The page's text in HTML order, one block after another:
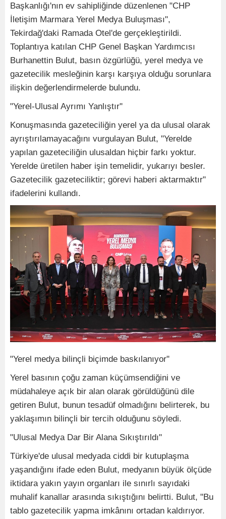
Başkanlığı'nın ev sahipliğinde düzenlenen "CHP
İletişim Marmara Yerel Medya Buluşması",
Tekirdağ'daki Ramada Otel'de gerçekleştirildi.
Toplantıya katılan CHP Genel Başkan Yardımcısı
Burhanettin Bulut, basın özgürlüğü, yerel medya ve
gazetecilik mesleğinin karşı karşıya olduğu sorunlara
ilişkin değerlendirmelerde bulundu.
"Yerel-Ulusal Ayrımı Yanlıştır"
Konuşmasında gazeteciliğin yerel ya da ulusal olarak
ayrıştırılamayacağını vurgulayan Bulut, "Yerelde
yapılan gazeteciliğin ulusaldan hiçbir farkı yoktur.
Yerelde üretilen haber işin temelidir, yukarıyı besler.
Gazetecilik gazeteciliktir; görevi haberi aktarmaktır"
ifadelerini kullandı.
"Yerel medya bilinçli biçimde baskılanıyor"
Yerel basının çoğu zaman küçümsendiğini ve
müdahaleye açık bir alan olarak görüldüğünü dile
getiren Bulut, bunun tesadüf olmadığını belirterek, bu
yaklaşımın bilinçli bir tercih olduğunu söyledi.
"Ulusal Medya Dar Bir Alana Sıkıştırıldı"
Türkiye'de ulusal medyada ciddi bir kutuplaşma
yaşandığını ifade eden Bulut, medyanın büyük ölçüde
iktidara yakın yayın organları ile sınırlı sayıdaki
muhalif kanallar arasında sıkıştığını belirtti. Bulut, "Bu
tablo gazetecilik yapma imkânını ortadan kaldırıyor.